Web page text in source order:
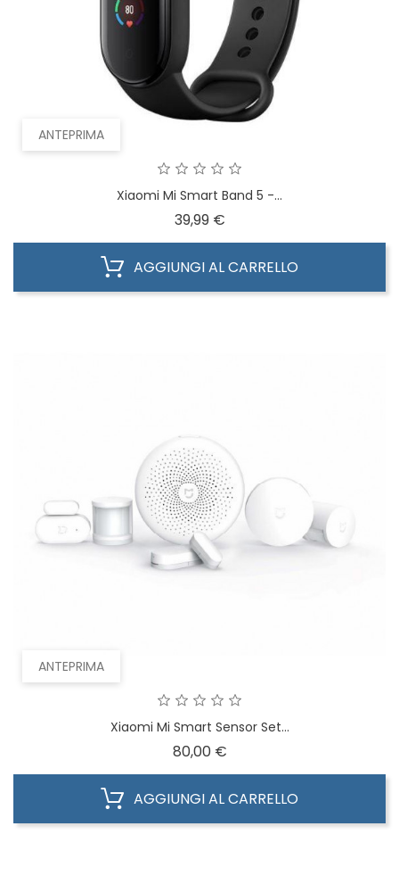
ANTEPRIMA
Xiaomi Mi Smart Band 5 -...
39,99 €Prezzo
AGGIUNGI AL CARRELLO
ANTEPRIMA
Xiaomi Mi Smart Sensor Set...
80,00 €Prezzo
AGGIUNGI AL CARRELLO